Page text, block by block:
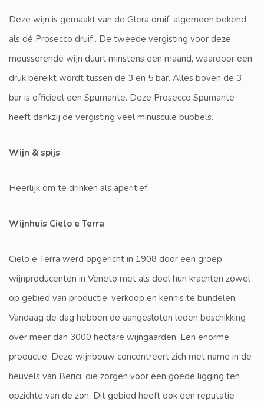
Deze wijn is gemaakt van de Glera druif, algemeen bekend
als dé Prosecco druif . De tweede vergisting voor deze
mousserende wijn duurt minstens een maand, waardoor een
druk bereikt wordt tussen de 3 en 5 bar. Alles boven de 3
bar is officieel een Spumante. Deze Prosecco Spumante
heeft dankzij de vergisting veel minuscule bubbels.
Wijn & spijs
Heerlijk om te drinken als aperitief.
Wijnhuis Cielo e Terra
Cielo e Terra werd opgericht in 1908 door een groep
wijnproducenten in Veneto met als doel hun krachten zowel
op gebied van productie, verkoop en kennis te bundelen.
Vandaag de dag hebben de aangesloten leden beschikking
over meer dan 3000 hectare wijngaarden. Een enorme
productie. Deze wijnbouw concentreert zich met name in de
heuvels van Berici, die zorgen voor een goede ligging ten
opzichte van de zon. Dit gebied heeft ook een reputatie